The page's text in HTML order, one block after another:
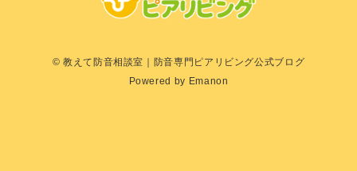
© 教えて防音相談室｜防音専門ピアリビング公式ブログ
Powered by Emanon